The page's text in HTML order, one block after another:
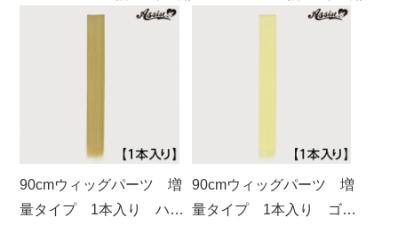
90cmウィッグパーツ 増
量タイプ 1本入り ハニ
90cmウィッグパーツ 増
量タイプ 1本入り ゴー